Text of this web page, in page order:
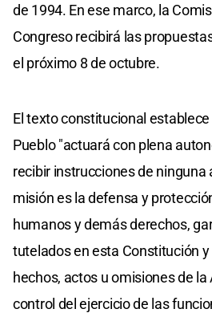
de 1994. En ese marco, la
Congreso recibirá las
el próximo 8 de octubre.
El texto constitucional
Pueblo "actuará con plena
recibir instrucciones de ninguna
misión es la defensa y
humanos y demás derechos,
tutelados en esta Constitución y
hechos, actos u omisiones de
control del ejercicio de las